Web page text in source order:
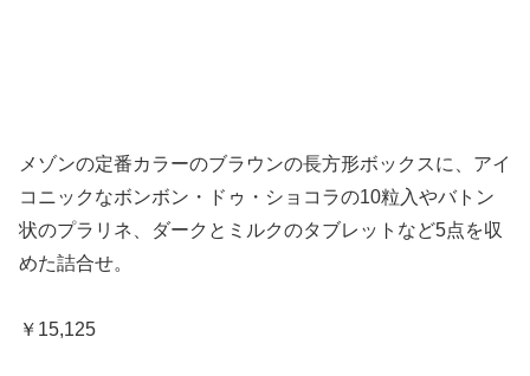
メゾンの定番カラーのブラウンの長方形ボックスに、アイ
コニックなボンボン・ドゥ・ショコラの10粒入やバトン
状のプラリネ、ダークとミルクのタブレットなど5点を収
めた詰合せ。
￥15,125